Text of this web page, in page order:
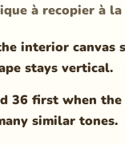
à recopier à la
interior canvas
stays vertical.
36 first when
similar tones.